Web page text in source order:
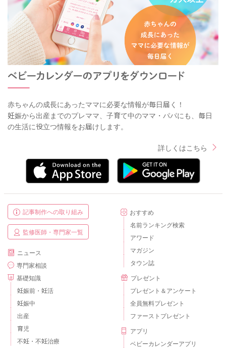
赤ちゃんの成長にあったママに必要な情報が毎日届く！
妊娠から出産までのプレママ、子育て中のママ・パパにも、毎日
の生活に役立つ情報をお届けします。
詳しくはこちら
記事制作への取り組み
監修医師・専門家一覧
ニュース
専門家相談
基礎知識
妊娠前・妊活
妊娠中
出産
育児
不妊・不妊治療
おすすめ
名前ランキング検索
アワード
マガジン
タウン誌
プレゼント
プレゼント＆アンケート
全員無料プレゼント
ファーストプレゼント
アプリ
ベビーカレンダーアプリ